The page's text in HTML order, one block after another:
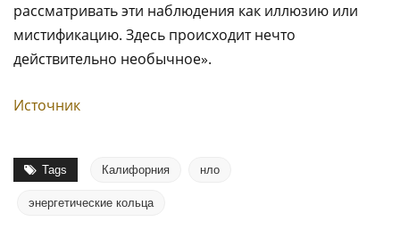
рассматривать эти наблюдения как иллюзию или
мистификацию. Здесь происходит нечто
действительно необычное».
Источник
Tags Калифорния нло
энергетические кольца